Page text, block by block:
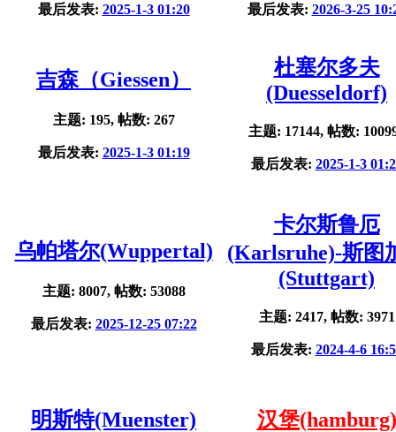
最后发表: 2025-1-3 01:20 最后发表: 2026-3-25
吉森（Giessen）
主题: 195, 帖数: 267
最后发表: 2025-1-3 01:19
杜塞尔多夫
(Duesseldorf)
主题: 17144, 帖数:
最后发表: 2025-1-3
乌帕塔尔(Wuppertal)
主题: 8007, 帖数: 53088
最后发表: 2025-12-25 07:22
卡尔斯鲁厄
(Karlsruhe)-斯图
(Stuttgart)
主题: 2417, 帖数: 3971
最后发表: 2024-4-6
明斯特(Muenster) 汉堡(hamburg)